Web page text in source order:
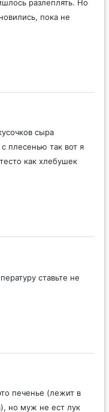
разлеплять. Но
пока не
сыра
плесенью так вот я
как хлебушек
ставьте не
печенье (лежит в
но муж не ест лук